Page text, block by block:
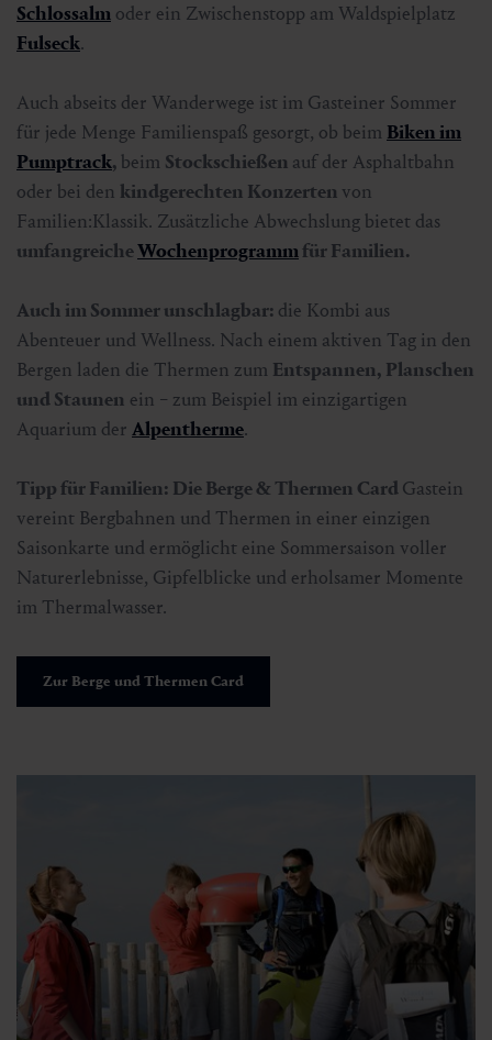
Schlossalm oder ein Zwischenstopp am Waldspielplatz
Fulseck.
Auch abseits der Wanderwege ist im Gasteiner Sommer
für jede Menge Familienspaß gesorgt, ob beim Biken im
Pumptrack, beim Stockschießen auf der Asphaltbahn
oder bei den kindgerechten Konzerten von
Familien:Klassik. Zusätzliche Abwechslung bietet das
umfangreicheWochenprogrammfür Familien.
Auch im Sommer unschlagbar: die Kombi aus
Abenteuer und Wellness. Nach einem aktiven Tag in den
Bergen laden die Thermen zum Entspannen, Planschen
und Staunen ein − zum Beispiel im einzigartigen
Aquarium der Alpentherme.
Tipp für Familien: Die Berge & Thermen CardGastein
vereint Bergbahnen und Thermen in einer einzigen
Saisonkarte und ermöglicht eine Sommersaison voller
Naturerlebnisse, Gipfelblicke und erholsamer Momente
im Thermalwasser.
Zur Berge und Thermen Card